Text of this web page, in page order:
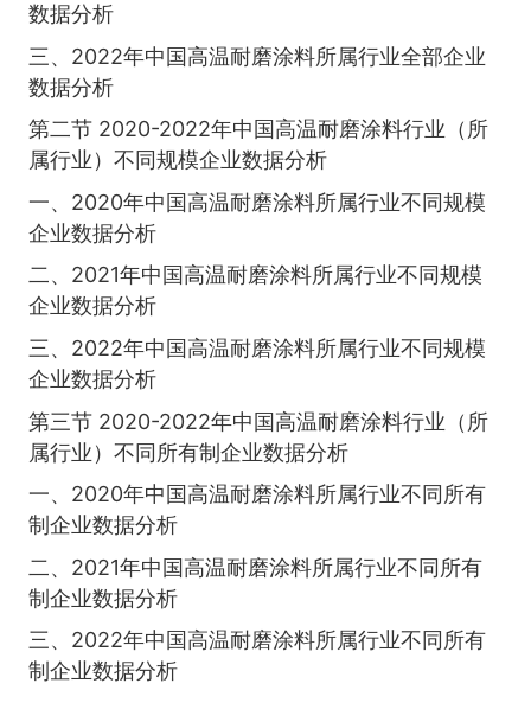
数据分析
三、2022年中国高温耐磨涂料所属行业全部企业
数据分析
第二节 2020-2022年中国高温耐磨涂料行业（所
属行业）不同规模企业数据分析
一、2020年中国高温耐磨涂料所属行业不同规模
企业数据分析
二、2021年中国高温耐磨涂料所属行业不同规模
企业数据分析
三、2022年中国高温耐磨涂料所属行业不同规模
企业数据分析
第三节 2020-2022年中国高温耐磨涂料行业（所
属行业）不同所有制企业数据分析
一、2020年中国高温耐磨涂料所属行业不同所有
制企业数据分析
二、2021年中国高温耐磨涂料所属行业不同所有
制企业数据分析
三、2022年中国高温耐磨涂料所属行业不同所有
制企业数据分析